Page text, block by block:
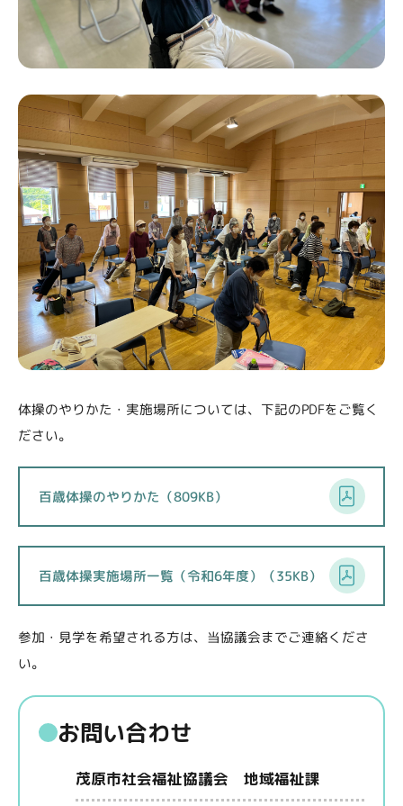
体操のやりかた・実施場所については、下記のPDFをご覧く
ださい。
百歳体操のやりかた（809KB）
百歳体操実施場所一覧（令和6年度）（35KB）
参加・見学を希望される方は、当協議会までご連絡くださ
い。
お問い合わせ
茂原市社会福祉協議会 地域福祉課